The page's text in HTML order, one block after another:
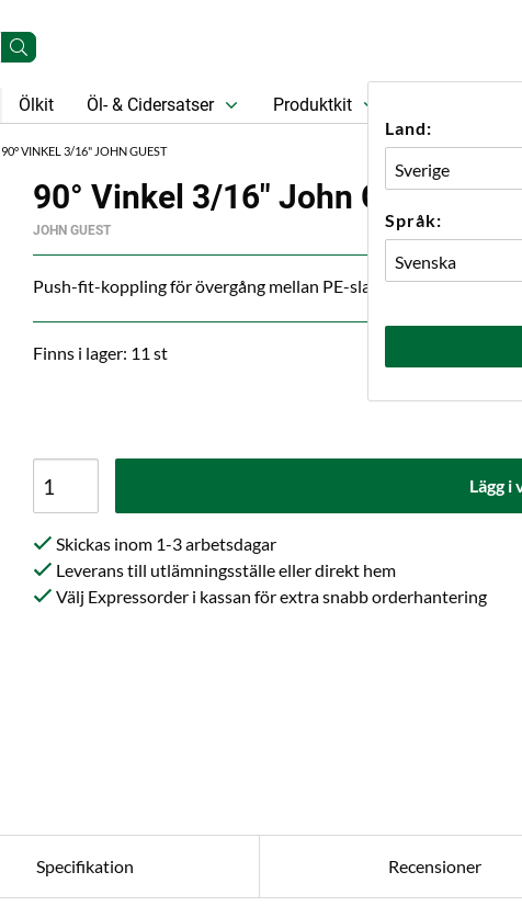
Land:
Språk:
Ölkit Öl- & Cidersatser Produktkit
90° VINKEL 3/16" JOHN GUEST
90° Vinkel 3/16" John Guest
JOHN GUEST
Push-fit-koppling för övergång mellan PE-slang eller rör med
Finns i lager: 11 st
Lägg i
Skickas inom 1-3 arbetsdagar
Leverans till utlämningsställe eller direkt hem
Välj Expressorder i kassan för extra snabb orderhantering
Specifikation Recensioner